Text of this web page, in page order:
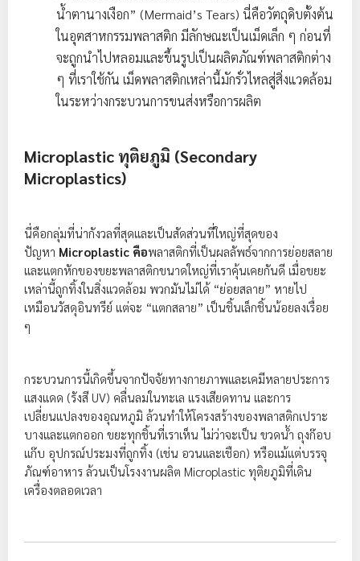
น้ำตานางเงือก” (Mermaid’s Tears) นี่คือวัตถุดิบตั้งต้น
ในอุตสาหกรรมพลาสติก มีลักษณะเป็นเม็ดเล็ก ๆ ก่อนที่
จะถูกนำไปหลอมและขึ้นรูปเป็นผลิตภัณฑ์พลาสติกต่าง
ๆ ที่เราใช้กัน เม็ดพลาสติกเหล่านี้มักรั่วไหลสู่สิ่งแวดล้อม
ในระหว่างกระบวนการขนส่งหรือการผลิต
Microplastic ทุติยภูมิ (Secondary
Microplastics)
นี่คือกลุ่มที่น่ากังวลที่สุดและเป็นสัดส่วนที่ใหญ่ที่สุดของ
ปัญหา Microplastic คือพลาสติกที่เป็นผลลัพธ์จากการย่อยสลาย
และแตกหักของขยะพลาสติกขนาดใหญ่ที่เราคุ้นเคยกันดี เมื่อขยะ
เหล่านี้ถูกทิ้งในสิ่งแวดล้อม พวกมันไม่ได้ “ย่อยสลาย” หายไป
เหมือนวัสดุอินทรีย์ แต่จะ “แตกสลาย” เป็นชิ้นเล็กชิ้นน้อยลงเรื่อย
ๆ
กระบวนการนี้เกิดขึ้นจากปัจจัยทางกายภาพและเคมีหลายประการ
แสงแดด (รังสี UV) คลื่นลมในทะเล แรงเสียดทาน และการ
เปลี่ยนแปลงของอุณหภูมิ ล้วนทำให้โครงสร้างของพลาสติกเปราะ
บางและแตกออก ขยะทุกชิ้นที่เราเห็น ไม่ว่าจะเป็น ขวดน้ำ ถุงก๊อบ
แก๊บ อุปกรณ์ประมงที่ถูกทิ้ง (เช่น อวนและเชือก) หรือแม้แต่บรรจุ
ภัณฑ์อาหาร ล้วนเป็นโรงงานผลิต Microplastic ทุติยภูมิที่เดิน
เครื่องตลอดเวลา